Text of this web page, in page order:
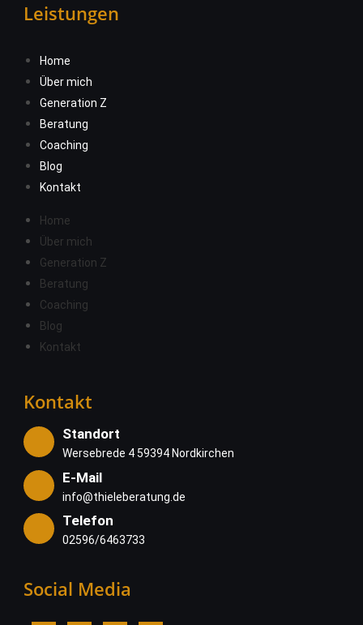
Leistungen
Home
Über mich
Generation Z
Beratung
Coaching
Blog
Kontakt
Home
Über mich
Generation Z
Beratung
Coaching
Blog
Kontakt
Kontakt
Standort
Wersebrede 4 59394 Nordkirchen
E-Mail
info@thieleberatung.de
Telefon
02596/6463733
Social Media